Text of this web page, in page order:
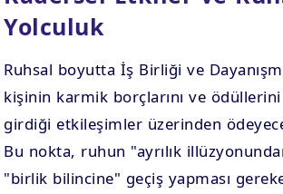
Yolculuk
Ruhsal boyutta İş Birliği ve
kişinin karmik borçlarını ve ödüllerini
girdiği etkileşimler üzerinden
Bu nokta, ruhun "ayrılık
"birlik bilincine" geçiş yapması